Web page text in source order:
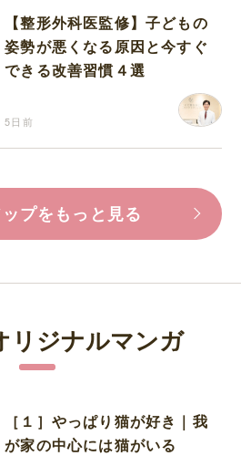
【整形外科医監修】子どもの
姿勢が悪くなる原因と今すぐ
できる改善習慣４選
5日前
プをもっと見る
リジナルマンガ
［１］やっぱり猫が好き｜我
が家の中心には猫がいる